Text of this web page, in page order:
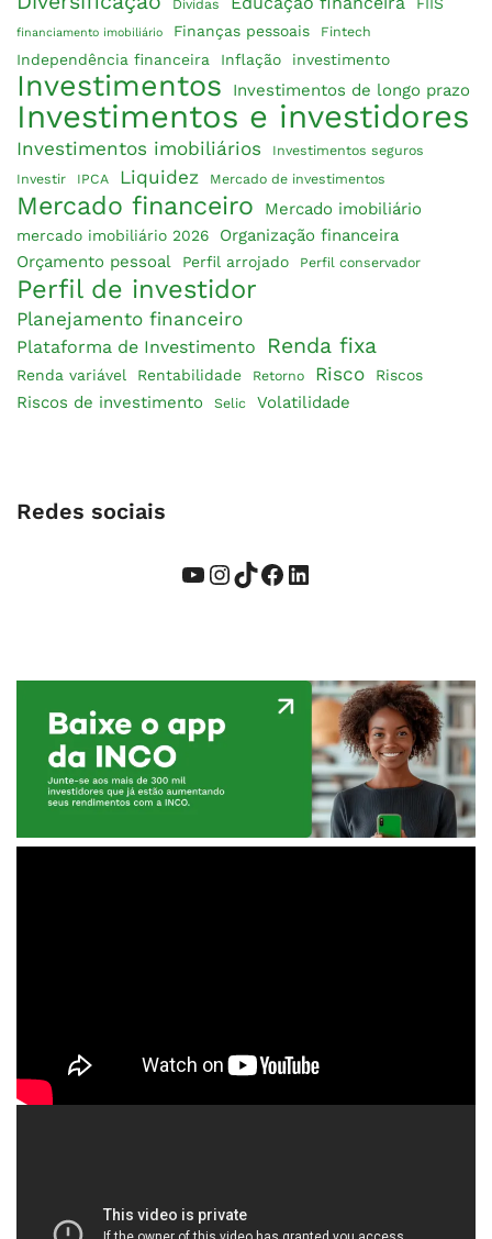
Dívidas
financiamento imobiliário Finanças pessoais Fintech
Independência financeira Inflação investimento
Investimentos Investimentos de longo prazo
Investimentos e investidores
Investimentos imobiliários
Investimentos seguros
Investir
IPCA Liquidez Mercado de investimentos
Mercado financeiro Mercado imobiliário
mercado imobiliário 2026
Organização financeira
Orçamento pessoal
Perfil arrojado Perfil conservador
Perfil de investidor
Planejamento financeiro
Plataforma de Investimento Renda fixa
Renda variável Rentabilidade Retorno Risco Riscos
Riscos de investimento Selic Volatilidade
Redes sociais